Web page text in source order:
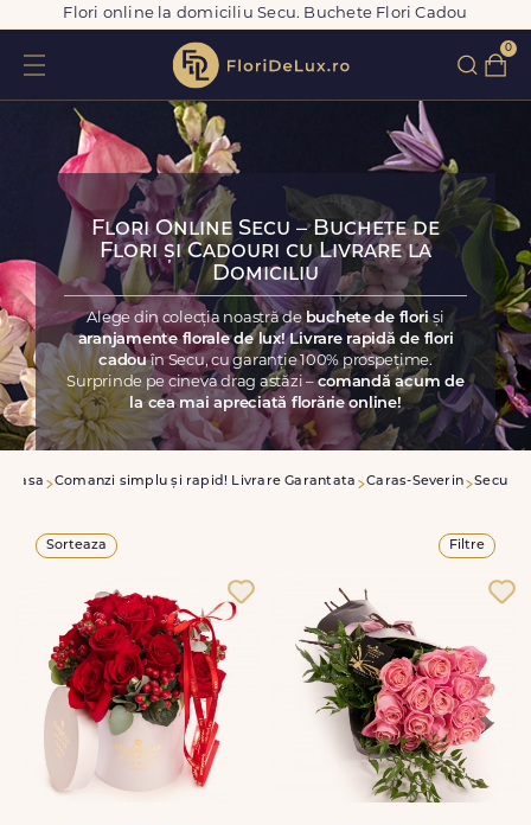
Flori online la domiciliu Secu. Buchete Flori Cadou
0
Flori Online Secu – Buchete de
Flori și Cadouri cu Livrare la
Domiciliu
Alege din colecția noastră de buchete de floriși
aranjamente florale de lux! Livrare rapidă de flori
cadouîn Secu, cu garanție 100% prospețime.
Surprinde pe cineva drag astăzi –comandă acum de
la cea mai apreciată florărie online!
Acasa Comanzi simplu și rapid! Livrare Garantata Caras-Severin Secu
Sorteaza Filtre